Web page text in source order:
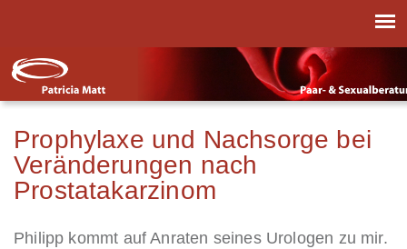
Prophylaxe und Nachsorge bei
Veränderungen nach
Prostatakarzinom
Philipp kommt auf Anraten seines Urologen zu mir.